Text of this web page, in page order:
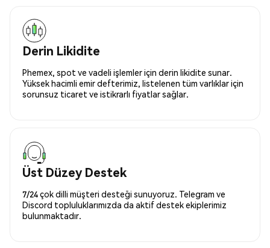
Derin Likidite
Phemex, spot ve vadeli işlemler için derin likidite sunar.
Yüksek hacimli emir defterimiz, listelenen tüm varlıklar için
sorunsuz ticaret ve istikrarlı fiyatlar sağlar.
Üst Düzey Destek
7/24 çok dilli müşteri desteği sunuyoruz. Telegram ve
Discord topluluklarımızda da aktif destek ekiplerimiz
bulunmaktadır.